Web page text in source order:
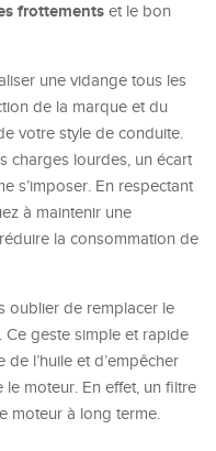
frottements et le bon
une vidange tous les
de la marque et du
votre style de conduite.
charges lourdes, un écart
s’imposer. En respectant
à maintenir une
la consommation de
oublier de remplacer le
geste simple et rapide
l’huile et d’empêcher
le moteur. En effet, un filtre
moteur à long terme.